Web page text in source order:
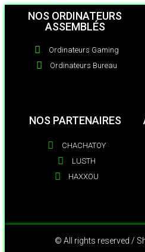
NOS ORDINATEURS
ASSEMBLÉS
Ordinateurs Gaming
Ordinateurs Bureau
NOS PARTENAIRES
CHACHATOY
LUSTH
HAXXOU
© All rights reserved /